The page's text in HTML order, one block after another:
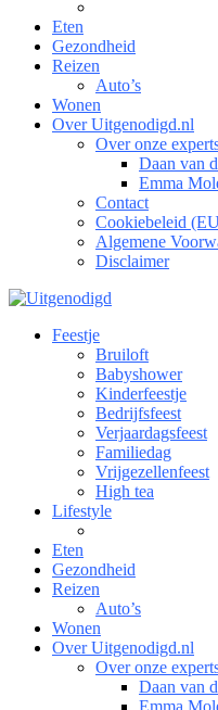
Eten
Gezondheid
Reizen
Auto’s
Wonen
Over Uitgenodigd.nl
Over onze
Daan van
Emma
Contact
Cookiebeleid
Algemene
Disclaimer
Feestje
Bruiloft
Babyshower
Kinderfeestje
Bedrijfsfeest
Verjaardagsfeest
Familiedag
Vrijgezellenfeest
High tea
Lifestyle
Eten
Gezondheid
Reizen
Auto’s
Wonen
Over Uitgenodigd.nl
Over onze
Daan van